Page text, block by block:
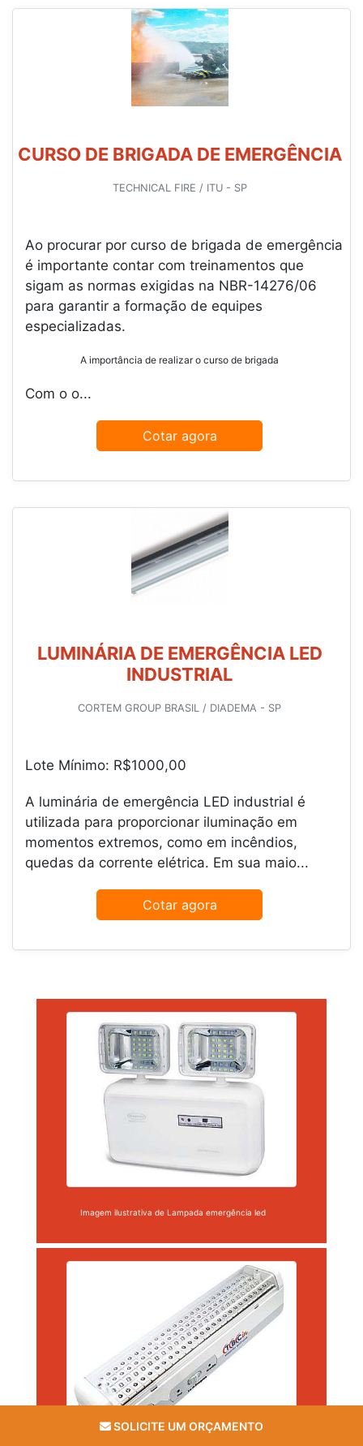
CURSO DE BRIGADA DE EMERGÊNCIA
TECHNICAL FIRE / ITU - SP
Ao procurar por curso de brigada de emergência
é importante contar com treinamentos que
sigam as normas exigidas na NBR-14276/06
para garantir a formação de equipes
especializadas.
A importância de realizar o curso de brigada
Com o o...
Cotar agora
LUMINÁRIA DE EMERGÊNCIA LED
INDUSTRIAL
CORTEM GROUP BRASIL / DIADEMA - SP
Lote Mínimo: R$1000,00
A luminária de emergência LED industrial é
utilizada para proporcionar iluminação em
momentos extremos, como em incêndios,
quedas da corrente elétrica. Em sua maio...
Cotar agora
Imagem ilustrativa de Lampada emergência led
SOLICITE UM ORÇAMENTO